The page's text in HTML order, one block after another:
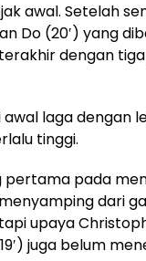
awal. Setelah
Do (20′) yang
dengan
laga dengan
tinggi.
pada
dari
upaya
juga belum